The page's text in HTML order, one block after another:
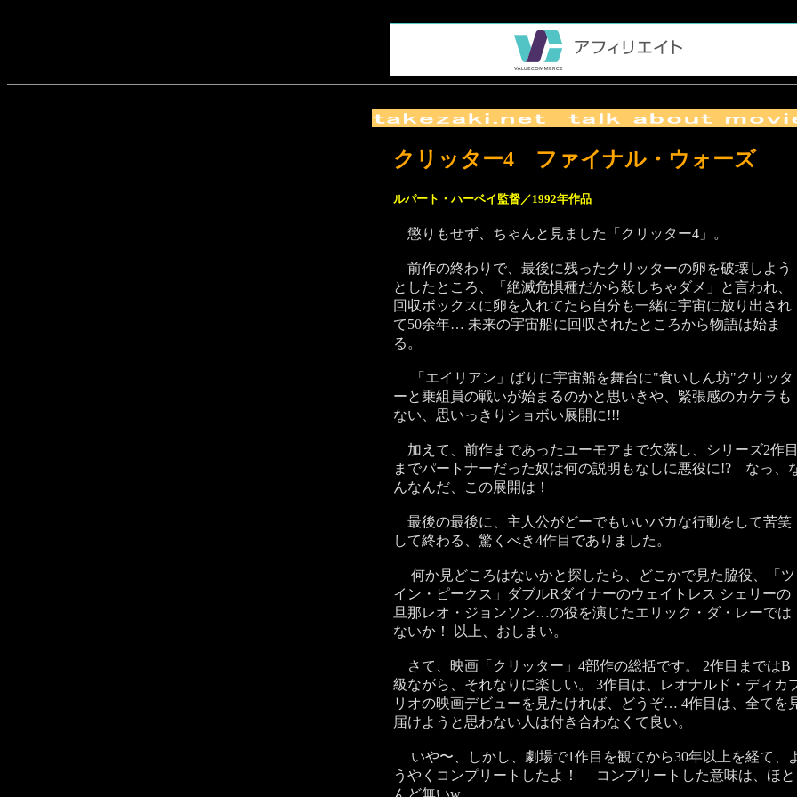
クリッター4 ファイナル・ウォーズ
‪ルパート・ハーベイ監督／1992年作品
懲りもせず、ちゃんと見ました「クリッター4」。
前作の終わりで、最後に残ったクリッターの卵を破壊しよう
としたところ、「絶滅危惧種だから殺しちゃダメ」と言われ、
回収ボックスに卵を入れてたら自分も一緒に宇宙に放り出され
て50余年… 未来の宇宙船に回収されたところから物語は始ま
る。
「エイリアン」ばりに宇宙船を舞台に"食いしん坊"クリッタ
ーと乗組員の戦いが始まるのかと思いきや、緊張感のカケラも
ない、思いっきりショボい展開に!!!
加えて、前作まであったユーモアまで欠落し、シリーズ2作目
までパートナーだった奴は何の説明もなしに悪役に!? なっ、
んなんだ、この展開は！
最後の最後に、主人公がどーでもいいバカな行動をして苦笑
して終わる、驚くべき4作目でありました。
何か見どころはないかと探したら、どこかで見た脇役、「ツ
イン・ピークス」ダブルRダイナーのウェイトレス シェリーの
旦那レオ・ジョンソン…の役を演じたエリック・ダ・レーでは
ないか！ 以上、おしまい。
さて、‪映画「クリッター」4部作の総括です。‬ ‪2作目まではB
級ながら、それなりに楽しい。‬ ‪3作目は、レオナルド・ディカ
リオの映画デビューを見たければ、どうぞ… ‪4作目は、全てを
届けようと思わない人は付き合わなくて良い。
いや〜、しかし、劇場で1作目を観てから30年以上を経て、
うやくコンプリートしたよ！ コンプリートした意味は、ほと
んど無いw